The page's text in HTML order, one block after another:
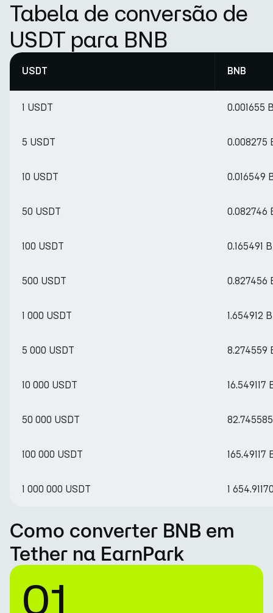
Tabela de conversão de
USDT para BNB
USDT BNB
1 USDT 0.001655
5 USDT 0.008275
10 USDT 0.016549
50 USDT 0.082746
100 USDT 0.165491
500 USDT 0.827456
1 000 USDT 1.654912
5 000 USDT 8.274559
10 000 USDT 16.549117
50 000 USDT
100 000 USDT 165.49117
1 000 000 USDT 1
Como converter BNB em
Tether na EarnPark
01